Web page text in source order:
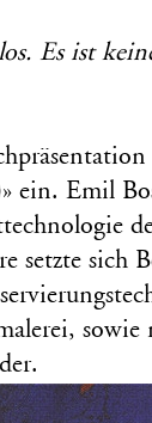
Es ist
ein. Emil
setzte sich
sowie